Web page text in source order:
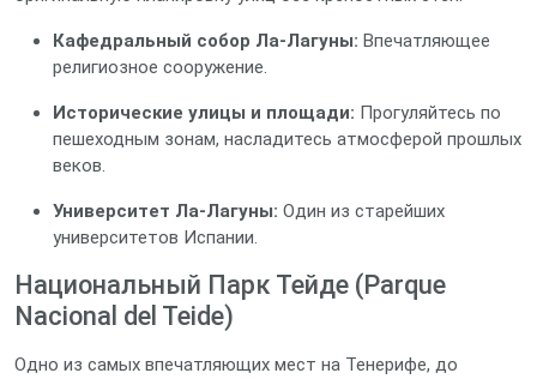
Кафедральный собор Ла-Лагуны: Впечатляющее
религиозное сооружение.
Исторические улицы и площади: Прогуляйтесь по
пешеходным зонам, насладитесь атмосферой прошлых
веков.
Университет Ла-Лагуны: Один из старейших
университетов Испании.
Национальный Парк Тейде (Parque
Nacional del Teide)
Одно из самых впечатляющих мест на Тенерифе, до